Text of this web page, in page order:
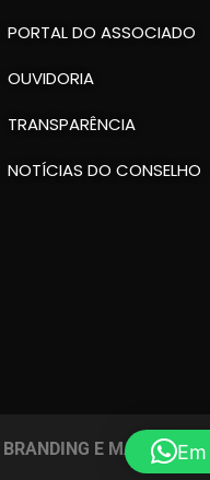
PORTAL DO ASSOCIADO
OUVIDORIA
TRANSPARÊNCIA
NOTÍCIAS DO CONSELHO
E